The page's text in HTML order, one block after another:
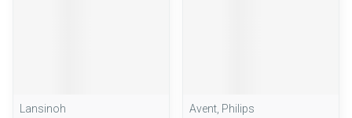
Lansinoh
Avent, Philips